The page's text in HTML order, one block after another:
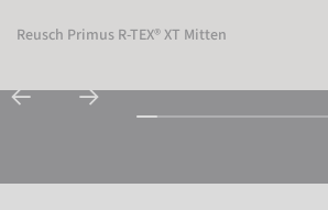
Reusch Primus R-TEX® XT Mitten